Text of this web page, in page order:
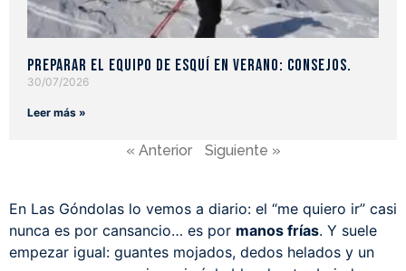
Preparar el equipo de esquí en verano: consejos.
30/07/2026
Leer más »
« Anterior Siguiente »
En Las Góndolas lo vemos a diario: el “me quiero ir” casi
nunca es por cansancio… es por manos frías. Y suele
empezar igual: guantes mojados, dedos helados y un